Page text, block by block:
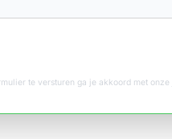
te versturen ga je akkoord met onze